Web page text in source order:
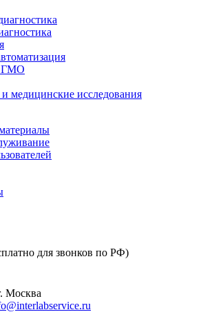
ГМО
медицинские исследования
для звонков по РФ)
Москва